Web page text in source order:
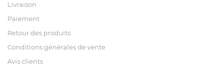
Livraison
Paiement
Retour des produits
Conditions générales de vente
Avis clients